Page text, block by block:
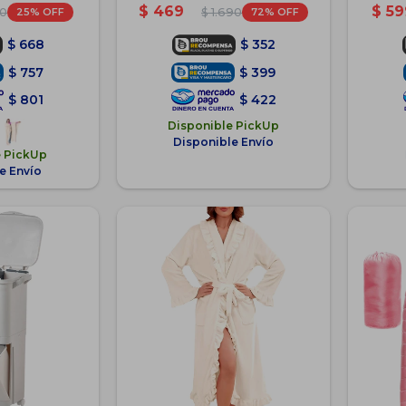
25
$ 668
$ 757
$ 801
PickUp
Envío
$ 469 $ 1.690 72
$ 352
$ 399
$ 422
Disponible PickUp
Disponible Envío
$